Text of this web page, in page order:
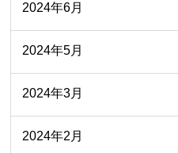
2024年6月
2024年5月
2024年3月
2024年2月